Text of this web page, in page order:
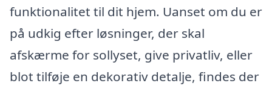
funktionalitet til dit hjem. Uanset om du er
på udkig efter løsninger, der skal
afskærme for sollyset, give privatliv, eller
blot tilføje en dekorativ detalje, findes der